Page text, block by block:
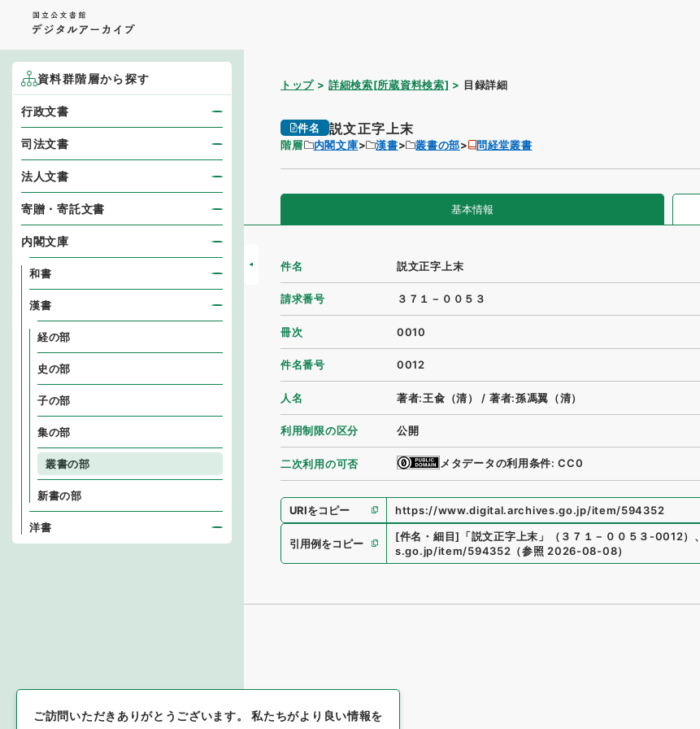
トップ 詳細検索[所蔵資料検索] 目録詳細
件名 説文正字上末
階層 内閣文庫 漢書 叢書の部 問経堂叢書
基本情報
件名 説文正字上末
請求番号 ３７１－００５３
冊次 0010
件名番号 0012
人名 著者:王兪（清） / 著者:孫馮翼（清）
利用制限の区分 公開
二次利用の可否 メタデータの利用条件: CC0
URIをコピー https://www.digital.archives.go.jp/item/594352
引用例をコピー
[件名・細目] 「説文正字上末 」 （ ３７１－００５３-0012） 、
s.go.jp/item/594352 （参照 2026-08-08）
資料群階層から探す
行政文書
司法文書
法人文書
寄贈・寄託文書
内閣文庫
和書
漢書
経の部
史の部
子の部
集の部
叢書の部
新書の部
洋書
ご訪問いただきありがとうございます。私たちがより良い情報を